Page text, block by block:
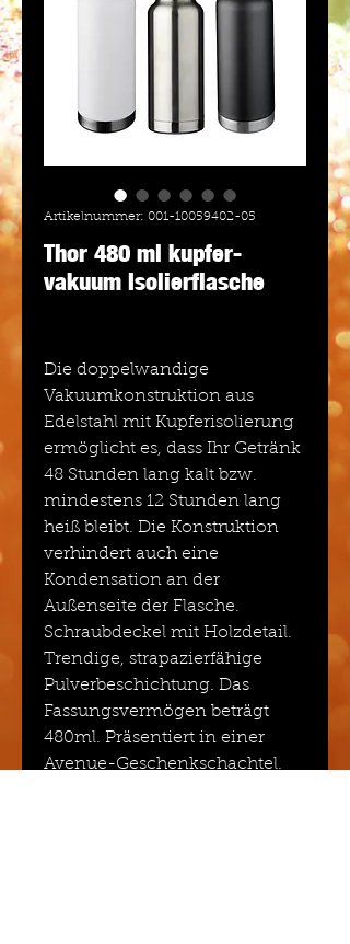
Artikelnummer: 001-10059402-05
Thor 480 ml kupfer-
vakuum Isolierflasche
Die doppelwandige
Vakuumkonstruktion aus
Edelstahl mit Kupferisolierung
ermöglicht es, dass Ihr Getränk
48 Stunden lang kalt bzw.
mindestens 12 Stunden lang
heiß bleibt. Die Konstruktion
verhindert auch eine
Kondensation an der
Außenseite der Flasche.
Schraubdeckel mit Holzdetail.
Trendige, strapazierfähige
Pulverbeschichtung. Das
Fassungsvermögen beträgt
480ml. Präsentiert in einer
Avenue-Geschenkschachtel.